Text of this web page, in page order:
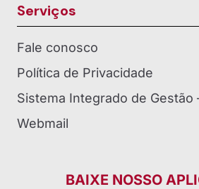
Serviços
Fale conosco
Política de Privacidade
Sistema Integrado de Gestão
Webmail
BAIXE NOSSO